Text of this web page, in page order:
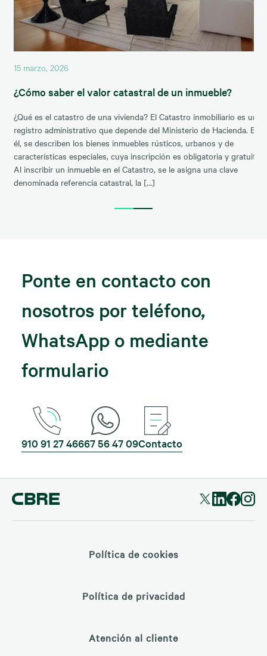
15 marzo, 2026
¿Cómo saber el valor catastral de un inmueble?
¿Qué es el catastro de una vivienda? El Catastro inmobiliario es un
registro administrativo que depende del Ministerio de Hacienda. En
él, se describen los bienes inmuebles rústicos, urbanos y de
características especiales, cuya inscripción es obligatoria y gratuita.
Al inscribir un inmueble en el Catastro, se le asigna una clave
denominada referencia catastral, la […]
Ponte en contacto con
nosotros por teléfono,
WhatsApp o mediante
formulario
910 91 27 46667 56 47 09Contacto
Política de cookies
Política de privacidad
Atención al cliente